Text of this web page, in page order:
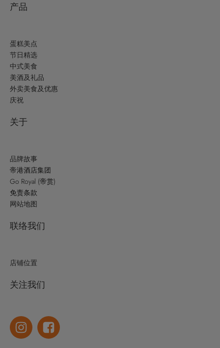
产品
蛋糕美点
节日精选
中式美食
美酒及礼品
外卖美食及优惠
庆祝
关于
品牌故事
帝港酒店集团
Go Royal (帝赏)
免责条款
网站地图
联络我们
店铺位置
关注我们